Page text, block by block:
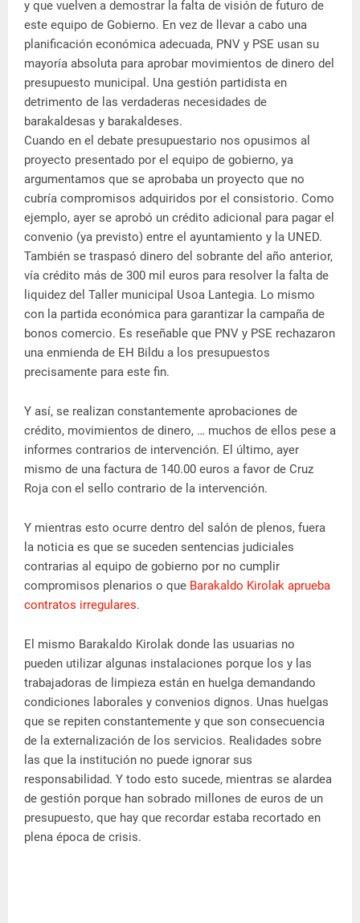
y que vuelven a demostrar la falta de visión de futuro de
este equipo de Gobierno. En vez de llevar a cabo una
planificación económica adecuada, PNV y PSE usan su
mayoría absoluta para aprobar movimientos de dinero del
presupuesto municipal. Una gestión partidista en
detrimento de las verdaderas necesidades de
barakaldesas y barakaldeses.
Cuando en el debate presupuestario nos opusimos al
proyecto presentado por el equipo de gobierno, ya
argumentamos que se aprobaba un proyecto que no
cubría compromisos adquiridos por el consistorio. Como
ejemplo, ayer se aprobó un crédito adicional para pagar el
convenio (ya previsto) entre el ayuntamiento y la UNED.
También se traspasó dinero del sobrante del año anterior,
vía crédito más de 300 mil euros para resolver la falta de
liquidez del Taller municipal Usoa Lantegia. Lo mismo
con la partida económica para garantizar la campaña de
bonos comercio. Es reseñable que PNV y PSE rechazaron
una enmienda de EH Bildu a los presupuestos
precisamente para este fin.
Y así, se realizan constantemente aprobaciones de
crédito, movimientos de dinero, … muchos de ellos pese a
informes contrarios de intervención. El último, ayer
mismo de una factura de 140.00 euros a favor de Cruz
Roja con el sello contrario de la intervención.
Y mientras esto ocurre dentro del salón de plenos, fuera
la noticia es que se suceden sentencias judiciales
contrarias al equipo de gobierno por no cumplir
compromisos plenarios o que Barakaldo Kirolak aprueba
contratos irregulares.
El mismo Barakaldo Kirolak donde las usuarias no
pueden utilizar algunas instalaciones porque los y las
trabajadoras de limpieza están en huelga demandando
condiciones laborales y convenios dignos. Unas huelgas
que se repiten constantemente y que son consecuencia
de la externalización de los servicios. Realidades sobre
las que la institución no puede ignorar sus
responsabilidad. Y todo esto sucede, mientras se alardea
de gestión porque han sobrado millones de euros de un
presupuesto, que hay que recordar estaba recortado en
plena época de crisis.